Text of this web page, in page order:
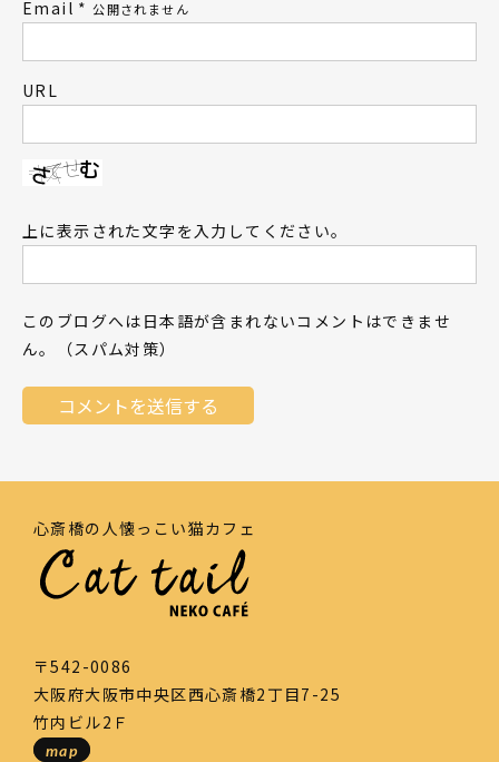
Email * 公開されません
URL
上に表示された文字を入力してください。
このブログへは日本語が含まれないコメントはできませ
ん。（スパム対策）
心斎橋の人懐っこい猫カフェ
〒542-0086
大阪府大阪市中央区西心斎橋2丁目7-25
竹内ビル2Ｆ
map